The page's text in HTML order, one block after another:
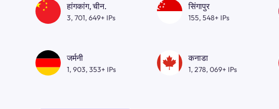
हांगकांग, चीन.
3, 701, 649+ IPs
सिंगापुर
155, 548+ IPs
जर्मनी
1, 903, 353+ IPs
कनाडा
1, 278, 069+ IPs